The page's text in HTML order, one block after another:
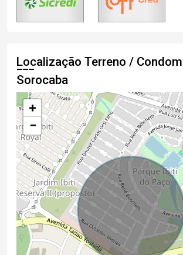
Localização Terreno /
Sorocaba
+
−